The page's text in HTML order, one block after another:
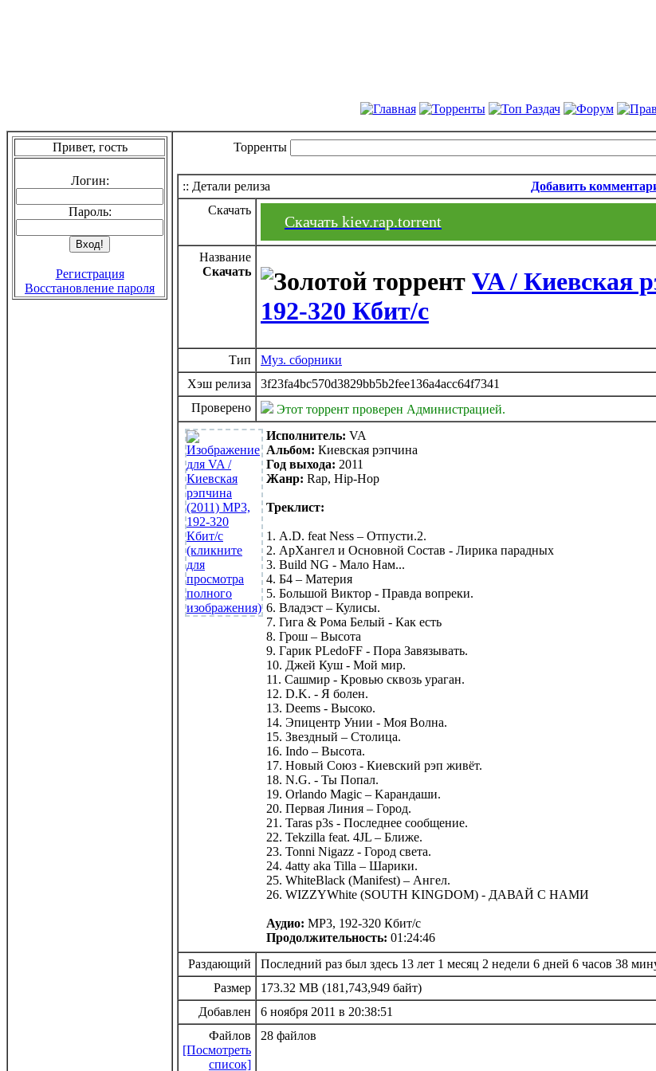
Привет, гость
Логин:
Пароль:
Регистрация
Восстановление пароля
Торренты
:: Детали релиза Добавить
Скачать
Скачать kiev.rap.torrent
Название
Скачать
VA / Киевская
192-320 Кбит/c
Тип
Муз. сборники
Хэш релиза
3f23fa4bc570d3829bb5b2fee136a4acc64f7341
Проверено
Этот торрент проверен Администрацией.
Исполнитель: VA
Альбом: Киевская рэпчина
Год выхода: 2011
Жанр: Rap, Hip-Hop
Треклист:
1. A.D. feat Ness – Отпусти.2.
2. АрХангел и Основной Состав - Лирика парадных
3. Build NG - Мало Нам...
4. Б4 – Материя
5. Большой Виктор - Правда вопреки.
6. Владэст – Кулисы.
7. Гига & Рома Белый - Как есть
8. Грош – Высота
9. Гарик PLedoFF - Пора Завязывать.
10. Джей Куш - Мой мир.
11. Сашмир - Кровью сквозь ураган.
12. D.K. - Я болен.
13. Deems - Высоко.
14. Эпицентр Унии - Моя Волна.
15. Звездный – Столица.
16. Indo – Высота.
17. Новый Союз - Киевский рэп живёт.
18. N.G. - Ты Попал.
19. Orlando Magic – Kарандаши.
20. Первая Линия – Город.
21. Taras p3s - Последнее сообщение.
22. Tekzilla feat. 4JL – Ближе.
23. Tonni Nigazz - Город света.
24. 4atty aka Tilla – Шарики.
25. WhiteBlack (Manifest) – Ангел.
26. WIZZYWhite (SOUTH KINGDOM) - ДАВАЙ С НАМИ
Аудио: МР3, 192-320 Кбит/c
Продолжительность: 01:24:46
Раздающий
Последний раз был здесь 13 лет 1 месяц 2 недели 6 дней 6 часов 38
Размер
173.32 MB (181,743,949 байт)
Добавлен
6 ноября 2011 в 20:38:51
Файлов
[Посмотреть
список]
28 файлов